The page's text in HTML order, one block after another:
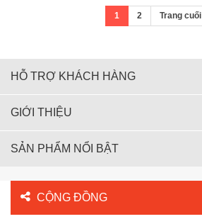
1 2 Trang cuối
HỖ TRỢ KHÁCH HÀNG
GIỚI THIỆU
SẢN PHẨM NỔI BẬT
CỘNG ĐỒNG